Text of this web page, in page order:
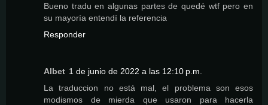
Bueno tradu en algunas partes de quedé wtf pero en
su mayoría entendí la referencia
Responder
Albet 1 de junio de 2022 a las 12:10 p.m.
La traduccion no está mal, el problema son esos
modismos de mierda que usaron para hacerla